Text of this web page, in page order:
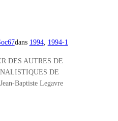
dans 1994, 1994-1
DES AUTRES DE
DE
Baptiste Legavre